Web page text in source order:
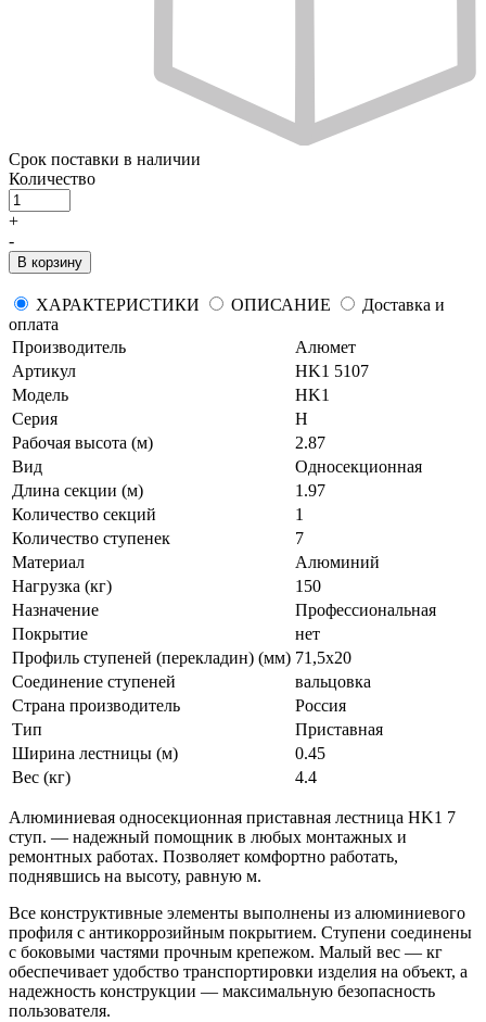
Срок поставки в наличии
Количество
+
-
В корзину
ХАРАКТЕРИСТИКИ ОПИСАНИЕ
Доставка и
оплата
Производитель
Алюмет
Артикул
HK1 5107
Модель
HK1
Серия
H
Рабочая высота (м)
2.87
Вид
Односекционная
Длина секции (м)
1.97
Количество секций
1
Количество ступенек
7
Материал
Алюминий
Нагрузка (кг)
150
Назначение
Профессиональная
Покрытие
нет
Профиль ступеней (перекладин) (мм) 71,5x20
Соединение ступеней
вальцовка
Страна производитель
Россия
Тип
Приставная
Ширина лестницы (м)
0.45
Вес (кг)
4.4
Алюминиевая односекционная приставная лестница HK1 7
ступ. — надежный помощник в любых монтажных и
ремонтных работах. Позволяет комфортно работать,
поднявшись на высоту, равную м.
Все конструктивные элементы выполнены из алюминиевого
профиля с антикоррозийным покрытием. Ступени соединены
с боковыми частями прочным крепежом. Малый вес — кг
обеспечивает удобство транспортировки изделия на объект, а
надежность конструкции — максимальную безопасность
пользователя.